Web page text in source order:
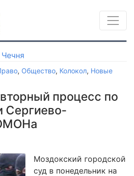
Чечня
, Общество, Колокол, Новые
процесс по
Сергиево-
Моздокский городской
суд в понедельник на